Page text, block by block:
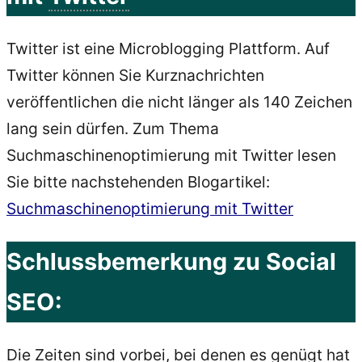
Twitter ist eine Microblogging Plattform. Auf
Twitter können Sie Kurznachrichten
veröffentlichen die nicht länger als 140 Zeichen
lang sein dürfen. Zum Thema
Suchmaschinenoptimierung mit Twitter lesen
Sie bitte nachstehenden Blogartikel:
Suchmaschinenoptimierung mit Twitter
Schlussbemerkung zu Social
SEO:
Die Zeiten sind vorbei, bei denen es genügt hat